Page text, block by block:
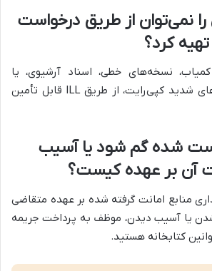
نمی‌توان از طریق درخواست
کرد؟
کمیاب، نسخه‌های خطی، اسناد آرشیوی، یا
منابعی با محدودیت‌های شدید کپی‌رایت، از طریق ILL قابل تأمین
شده گم شود یا آسیب
آن بر عهده کیست؟
منابع امانت گرفته شده بر عهده متقاضی
یا آسیب دیدن، موظف به پرداخت جریمه
کتابخانه هستید.